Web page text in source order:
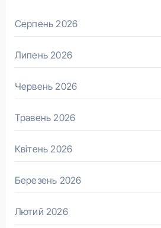
Серпень 2026
Липень 2026
Червень 2026
Травень 2026
Квітень 2026
Березень 2026
Лютий 2026